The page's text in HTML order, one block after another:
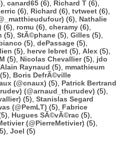
canard65 (6), Richard T (6),
(6), Richard (6), tvtweet (6),
(6), Nathalie
(6), romu (6), cheramy (6),
(5), StÃ©phane (5), Gilles (5),
(5), dePassage (5),
(5), herve lebret (5), Alex (5),
(5), Nicolas Chevallier(5), jdo
Alain Raynaud (5), mmathieum
(5), Boris DefrÃ©ville
(@cnaux) (5), Patrick Bertrand
(@arnaud_thurudev) (5),
(5), Stanislas Segard
(@PemLT) (5), Fabrice
Hugues SÃ©vÃ©rac (5),
(@PierreMetivier) (5),
Joel (5)